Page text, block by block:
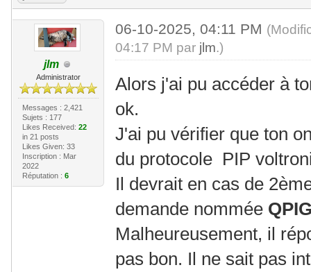
jlm
Administrator
Messages : 2,421
Sujets : 177
Likes Received: 22
in 21 posts
Likes Given: 33
Inscription : Mar
2022
Réputation : 6
06-10-2025, 04:11 PM
04:17 PM par jlm.)
Alors j'ai pu accéder à
ok.
J'ai pu vérifier que ton
du protocole PIP
Il devrait en cas de
demande nommée
Malheureusement, il
pas bon. Il ne sait pas